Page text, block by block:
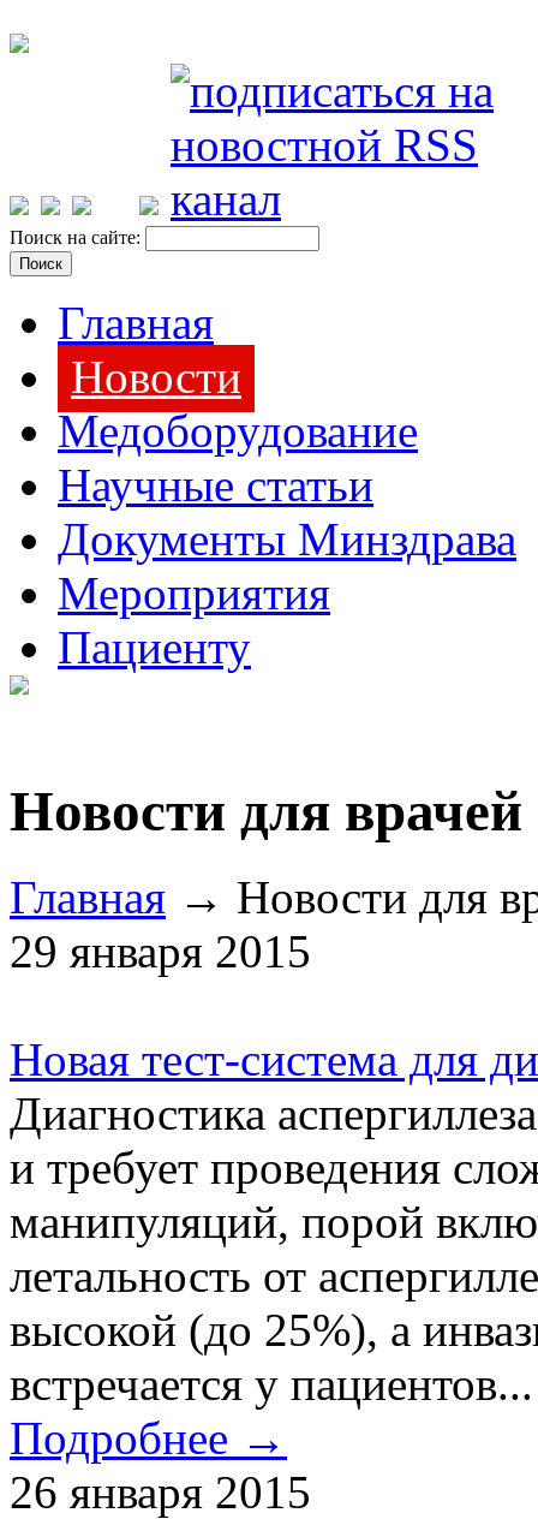
Поиск на сайте:
Главная
Новости
Медоборудование
Научные статьи
Документы Минздрава
Мероприятия
Пациенту
Новости для врачей
Главная → Новости для
29 января 2015
Новая тест-система для
Диагностика
и требует проведения
манипуляций, порой
летальность от
высокой (до 25%), а
встречается у пациентов...
Подробнее →
26 января 2015